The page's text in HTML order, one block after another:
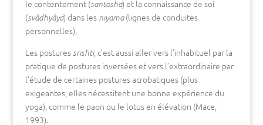
le contentement (santosha) et la connaissance de soi
(svâdhyâya) dans les niyama(lignes de conduites
personnelles).
Les postures srishti, c’est aussi aller vers l’inhabituel par la
pratique de postures inversées et vers l’extraordinaire par
l’étude de certaines postures acrobatiques (plus
exigeantes, elles nécessitent une bonne expérience du
yoga), comme le paon ou le lotus en élévation (Mace,
1993).